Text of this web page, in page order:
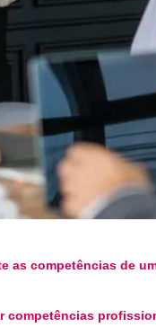
as competências de